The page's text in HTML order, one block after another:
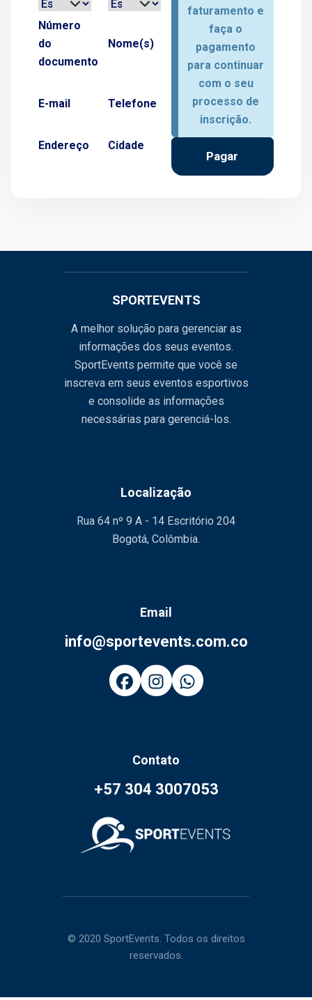
Número
do
documento
Nome(s)
E-mail Telefone
Endereço Cidade
faturamento e
faça o
pagamento
para continuar
com o seu
processo de
inscrição.
Pagar
SPORTEVENTS
A melhor solução para gerenciar as
informações dos seus eventos.
SportEvents permite que você se
inscreva em seus eventos esportivos
e consolide as informações
necessárias para gerenciá-los.
Localização
Rua 64 nº 9 A - 14 Escritório 204
Bogotá, Colômbia.
Email
info@sportevents.com.co
Contato
+57 304 3007053
© 2020 SportEvents. Todos os direitos
reservados.